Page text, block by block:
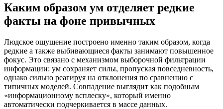
Каким образом ум отделяет редкие
факты на фоне привычных
Людское ощущение построено именно таким образом, когда
редкие а также выбивающиеся факты занимают повышенное
фокус. Это связано с механизмом выборочной фильтрации
информации: ум сохраняет силы, пропуская повседневность,
однако сильно реагируя на отклонения по сравнению с
типичных моделей. Совпадение выглядит как подобным
«информационному всплеску», который именно
автоматически подчеркивается в массе данных.